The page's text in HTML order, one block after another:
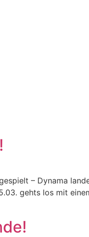
– Dynama
gehts los mit